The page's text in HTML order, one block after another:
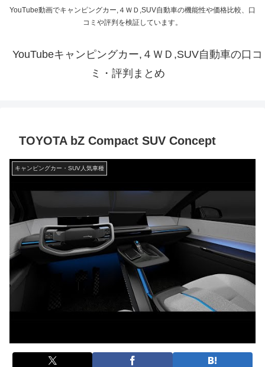
YouTube動画でキャンピングカー,４ＷＤ,SUV自動車の機能性や価格比較、口
コミや評判を検証しています。
YouTubeキャンピングカー,４ＷＤ,SUV自動車の口コ
ミ・評判まとめ
TOYOTA bZ Compact SUV Concept
キャンピングカー・SUV人気車種